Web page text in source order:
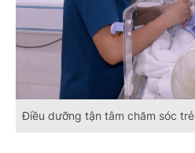
Điều dưỡng tận tâm chăm sóc trẻ